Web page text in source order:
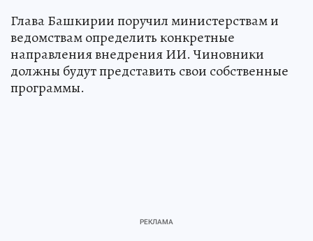
Глава Башкирии поручил министерствам и
ведомствам определить конкретные
направления внедрения ИИ. Чиновники
должны будут представить свои собственные
программы.